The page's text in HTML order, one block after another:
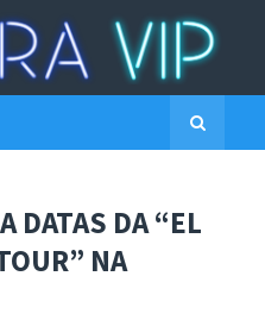
DATAS DA “EL
NA